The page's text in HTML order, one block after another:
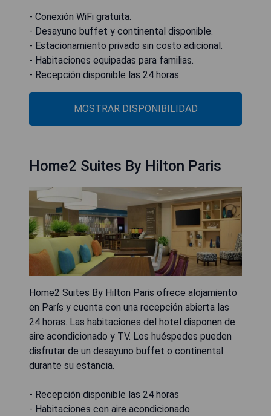
- Conexión WiFi gratuita.
- Desayuno buffet y continental disponible.
- Estacionamiento privado sin costo adicional.
- Habitaciones equipadas para familias.
- Recepción disponible las 24 horas.
MOSTRAR DISPONIBILIDAD
Home2 Suites By Hilton Paris
Home2 Suites By Hilton Paris ofrece alojamiento
en París y cuenta con una recepción abierta las
24 horas. Las habitaciones del hotel disponen de
aire acondicionado y TV. Los huéspedes pueden
disfrutar de un desayuno buffet o continental
durante su estancia.
- Recepción disponible las 24 horas
- Habitaciones con aire acondicionado